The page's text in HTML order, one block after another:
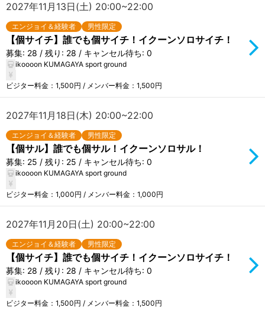
2027年11月13日(土) 20:00~22:00
エンジョイ＆経験者 男性限定
【個サイチ】誰でも個サイチ！イクーンソロサイチ！
募集: 28 / 残り: 28 / キャンセル待ち: 0
ikoooon KUMAGAYA sport ground
ビジター料金：1,500円 / メンバー料金：1,500円
2027年11月18日(木) 20:00~22:00
エンジョイ＆経験者 男性限定
【個サル】誰でも個サル！イクーンソロサル！
募集: 25 / 残り: 25 / キャンセル待ち: 0
ikoooon KUMAGAYA sport ground
ビジター料金：1,000円 / メンバー料金：1,000円
2027年11月20日(土) 20:00~22:00
エンジョイ＆経験者 男性限定
【個サイチ】誰でも個サイチ！イクーンソロサイチ！
募集: 28 / 残り: 28 / キャンセル待ち: 0
ikoooon KUMAGAYA sport ground
ビジター料金：1,500円 / メンバー料金：1,500円